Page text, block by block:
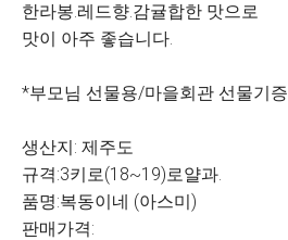
한라봉.레드향.감귤합한 맛으로
맛이 아주 좋습니다.
*부모님 선물용/마을회관 선물기
생산지: 제주도
규격:3키로(18~19)로얄과.
품명:복동이네 (아스미)
판매가격: